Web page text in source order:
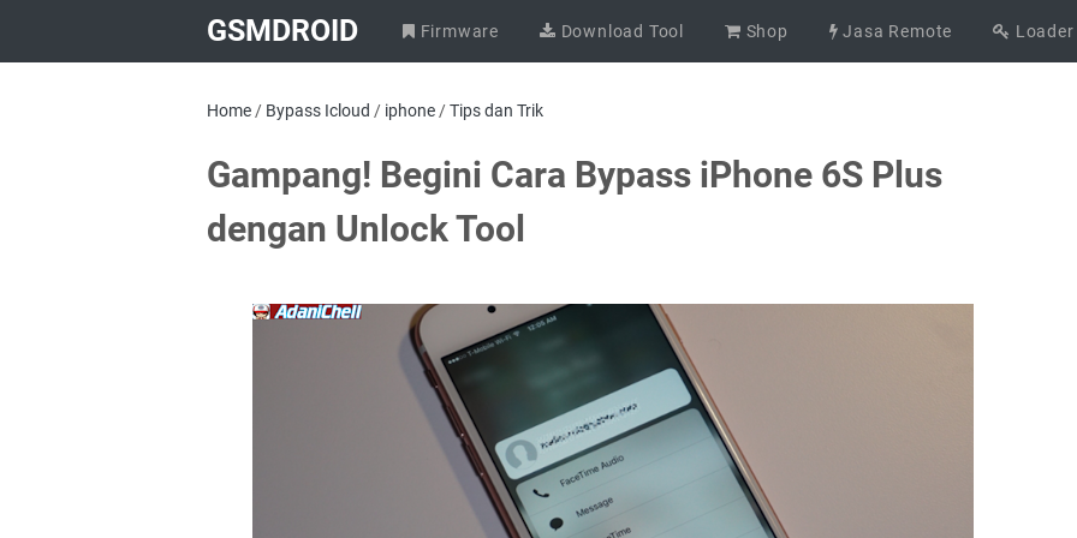
GSMDROID Firmware Download Tool Shop Jasa Remote Loader
Home / Bypass Icloud / iphone /Tips dan Trik
Gampang! Begini Cara Bypass iPhone 6S Plus
dengan Unlock Tool